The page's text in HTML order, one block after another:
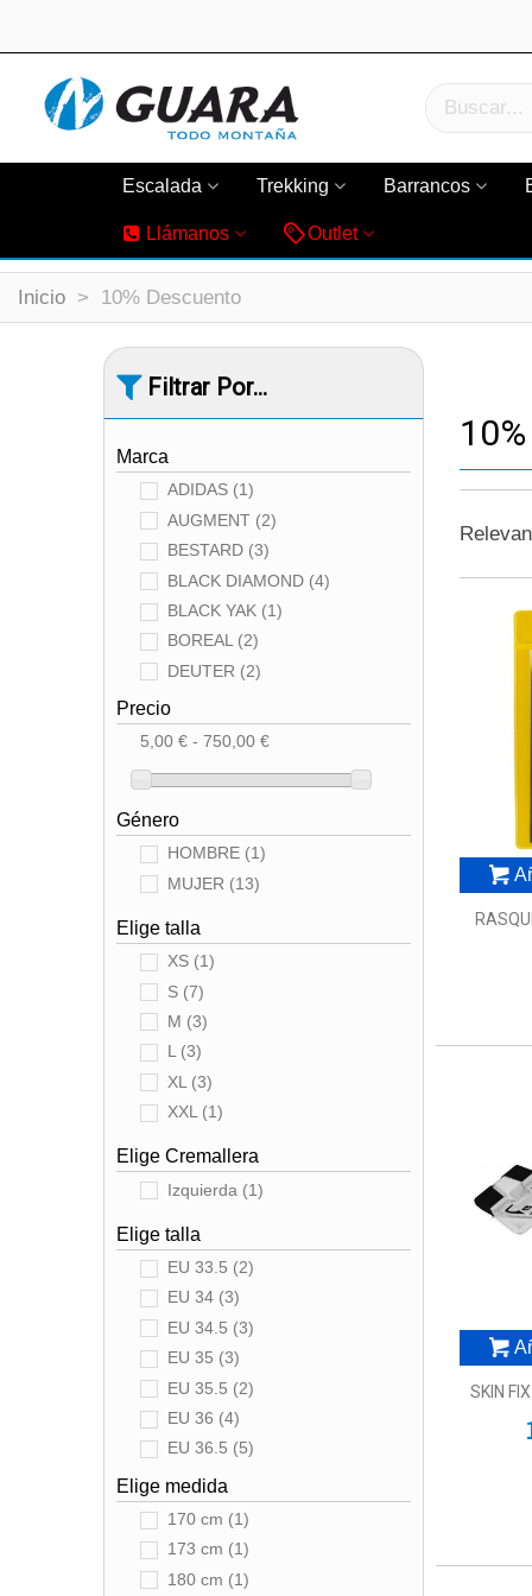
Escalada Trekking Barrancos
Llámanos Outlet
Inicio > 10% Descuento
Filtrar Por...
Marca
ADIDAS (1)
AUGMENT (2)
BESTARD (3)
BLACK DIAMOND (4)
BLACK YAK (1)
BOREAL (2)
DEUTER (2)
DEVOLD
DYNAFIT (2)
FIVETEN(2)
GEAR AID
HAGLÖFS(1)
HYDRAPAK
LASPORTIVA(8)
MAMMUT
MILLET
MONTURA
MOUNTAIN EQUIPMENT
MSR(1)
PETZL
POMOCA(5)
PRIMUS (2)
RODCLE
SALEWA(5)
SCARPA(2)
SEA TO SUMMIT
SINGING ROCK
TOKO(2)
Precio
5,00 € - 750,00 €
Género
HOMBRE (1)
MUJER (13)
Elige talla
XS (1)
S (7)
M (3)
L (3)
XL (3)
XXL (1)
Elige Cremallera
Izquierda (1)
Elige talla
EU 33.5 (2)
EU 34 (3)
EU 34.5 (3)
EU 35 (3)
EU 35.5 (2)
EU 36 (4)
EU 36.5 (5)
EU 37(8)
EU 37 1/3
EU 37.5(5)
EU 38
(7)
Elige medida
170 cm (1)
173 cm (1)
180 cm (1)
SKIN